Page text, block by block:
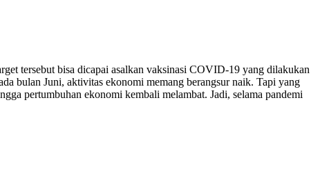
tersebut bisa dicapai asalkan vaksinasi COVID-19 yang dilakukan
bulan Juni, aktivitas ekonomi memang berangsur naik. Tapi yang
pertumbuhan ekonomi kembali melambat. Jadi, selama pandemi